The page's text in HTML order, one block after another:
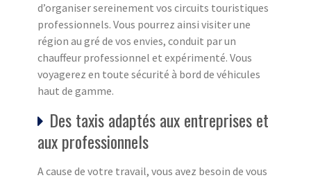
d’organiser sereinement vos circuits touristiques
professionnels. Vous pourrez ainsi visiter une
région au gré de vos envies, conduit par un
chauffeur professionnel et expérimenté. Vous
voyagerez en toute sécurité à bord de véhicules
haut de gamme.
Des taxis adaptés aux entreprises et
aux professionnels
A cause de votre travail, vous avez besoin de vous